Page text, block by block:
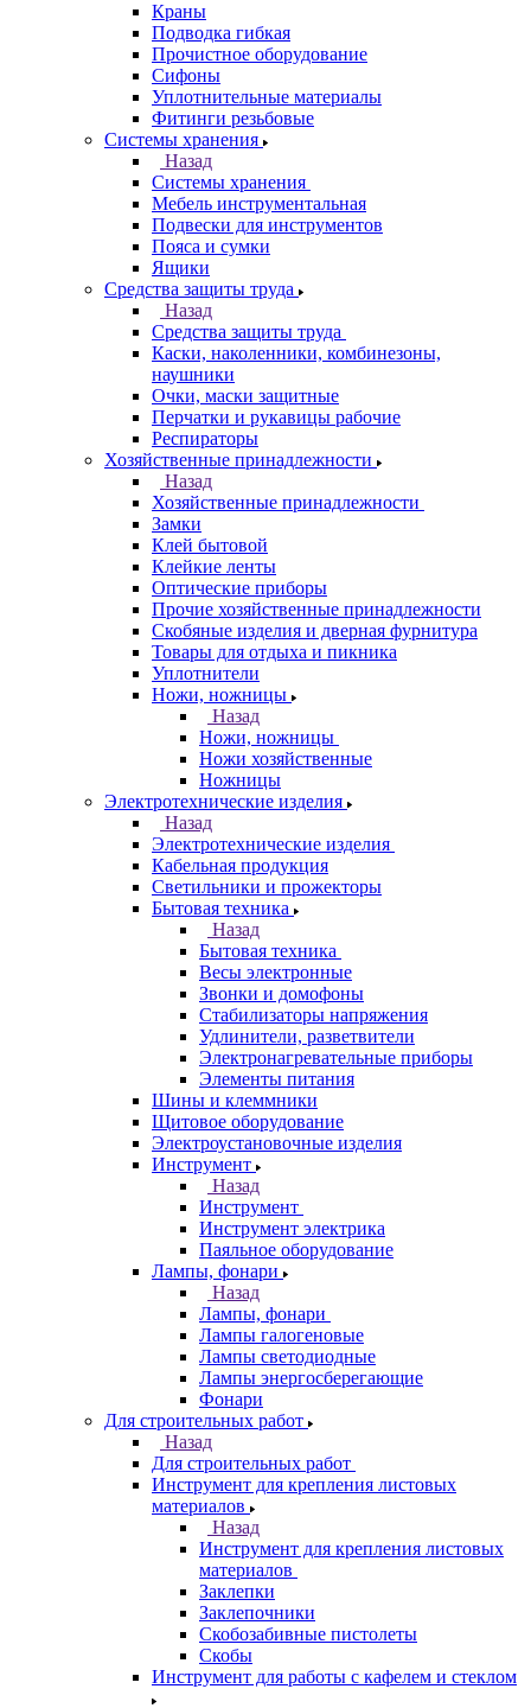
Краны
Подводка гибкая
Прочистное оборудование
Сифоны
Уплотнительные материалы
Фитинги резьбовые
Системы хранения
Назад
Системы хранения
Мебель инструментальная
Подвески для инструментов
Пояса и сумки
Ящики
Средства защиты труда
Назад
Средства защиты труда
Каски, наколенники, комбинезоны,
наушники
Очки, маски защитные
Перчатки и рукавицы рабочие
Респираторы
Хозяйственные принадлежности
Назад
Хозяйственные принадлежности
Замки
Клей бытовой
Клейкие ленты
Оптические приборы
Прочие хозяйственные принадлежности
Скобяные изделия и дверная фурнитура
Товары для отдыха и пикника
Уплотнители
Ножи, ножницы
Назад
Ножи, ножницы
Ножи хозяйственные
Ножницы
Электротехнические изделия
Назад
Электротехнические изделия
Кабельная продукция
Светильники и прожекторы
Бытовая техника
Назад
Бытовая техника
Весы электронные
Звонки и домофоны
Стабилизаторы напряжения
Удлинители, разветвители
Электронагревательные приборы
Элементы питания
Шины и клеммники
Щитовое оборудование
Электроустановочные изделия
Инструмент
Назад
Инструмент
Инструмент электрика
Паяльное оборудование
Лампы, фонари
Назад
Лампы, фонари
Лампы галогеновые
Лампы светодиодные
Лампы энергосберегающие
Фонари
Для строительных работ
Назад
Для строительных работ
Инструмент для крепления листовых
материалов
Назад
Инструмент для крепления листовых
материалов
Заклепки
Заклепочники
Скобозабивные пистолеты
Скобы
Инструмент для работы с кафелем и стеклом